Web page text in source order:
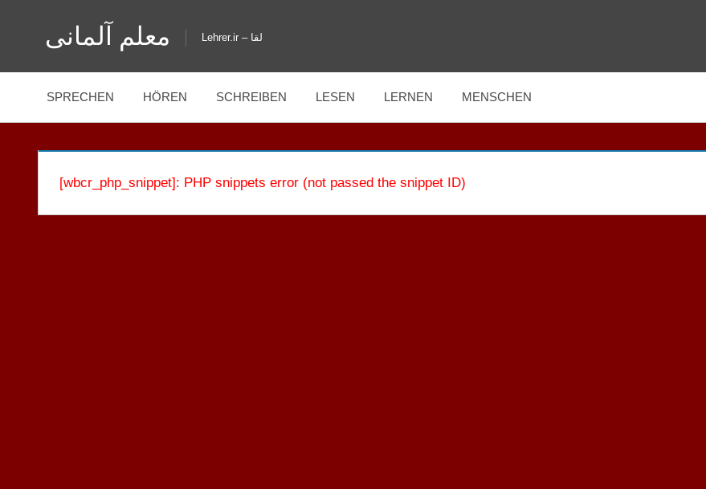
معلم آلمانی Lehrer.ir – لقا
SPRECHEN HÖREN SCHREIBEN LESEN LERNEN MENSCHEN
[wbcr_php_snippet]: PHP snippets error (not passed the snippet ID)